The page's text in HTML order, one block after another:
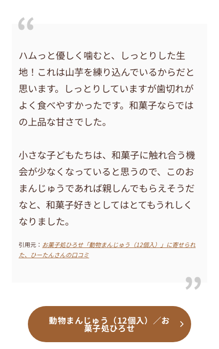
ハムっと優しく噛むと、しっとりした生
地！これは山芋を練り込んでいるからだと
思います。しっとりしていますが歯切れが
よく食べやすかったです。和菓子ならでは
の上品な甘さでした。
小さな子どもたちは、和菓子に触れ合う機
会が少なくなっていると思うので、このお
まんじゅうであれば親しんでもらえそうだ
なと、和菓子好きとしてはとてもうれしく
なりました。
引用元： お菓子処ひろせ「動物まんじゅう（12個入）」に寄せられ
た、ひーたんさんの口コミ
動物まんじゅう（12個入）／お
菓子処ひろせ